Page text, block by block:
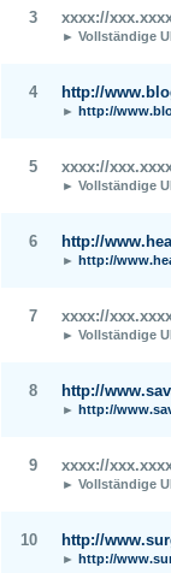
3 xxxx://
► Vollständige
4 http://
► http://
5 xxxx://
► Vollständige
6 http://
► http://
7 xxxx://
► Vollständige
8 http://
► http://
9 xxxx://
► Vollständige
10 http://
► http://